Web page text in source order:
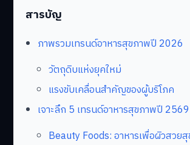
สารบัญ
ภาพรวมเทรนด์อาหารสุขภาพปี 2026
วัตถุดิบแห่งยุคใหม่
แรงขับเคลื่อนสำคัญของผู้บริโภค
เจาะลึก 5 เทรนด์อาหารสุขภาพปี 2569
Beauty Foods: อาหารเพื่อผิวสวย